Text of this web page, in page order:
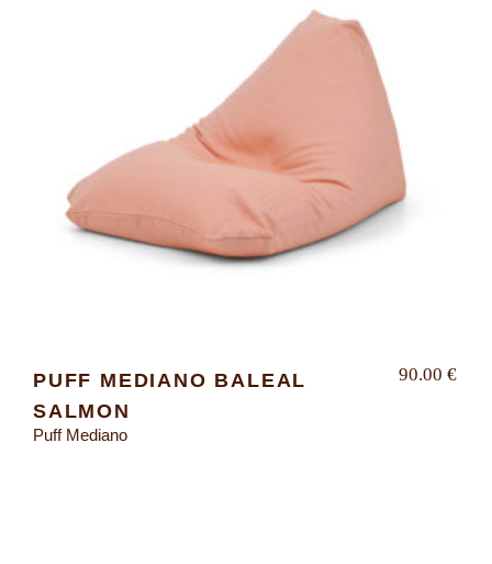
PUFF MEDIANO BALEAL
SALMON
Puff Mediano
90.00 €